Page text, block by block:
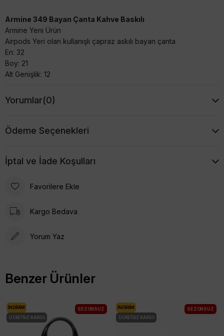
Armine 349 Bayan Çanta Kahve Baskılı
Armine Yeni Ürün
Airpods Yeri olan kullanışlı çapraz askılı bayan çanta
En: 32
Boy: 21
Alt Genişlik: 12
Yorumlar(0)
Ödeme Seçenekleri
İptal ve İade Koşulları
Favorilere Ekle
Kargo Bedava
Yorum Yaz
Benzer Ürünler
İNDIRIM
ÜCRETSIZ KARGO
SEZONSUZ İNDIRIM
ÜCRETSIZ KARGO
SEZONSUZ